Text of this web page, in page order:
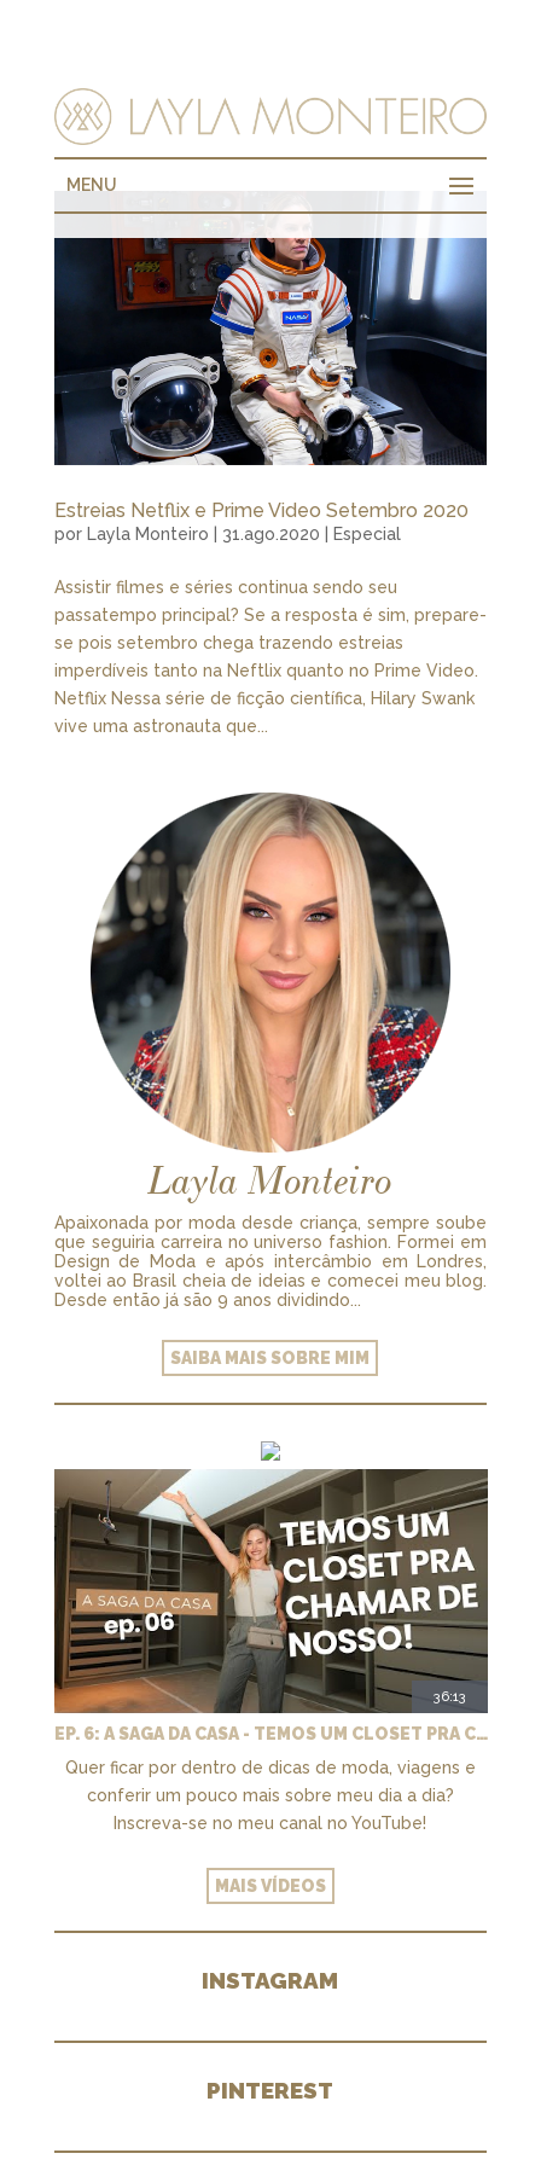
MENU
Estreias Netflix e Prime Video Setembro 2020
por Layla Monteiro 31.ago.2020 Especial
Assistir filmes e séries continua sendo seu
passatempo principal? Se a resposta é sim, prepare-
se pois setembro chega trazendo estreias
imperdíveis tanto na Neftlix quanto no Prime Video.
Netflix Nessa série de ficção científica, Hilary Swank
vive uma astronauta que...
Layla Monteiro
Apaixonada por moda desde criança, sempre soube
que seguiria carreira no universo fashion. Formei em
Design de Moda e após intercâmbio em Londres,
voltei ao Brasil cheia de ideias e comecei meu blog.
Desde então já são 9 anos dividindo...
SAIBA MAIS SOBRE MIM
36:13
EP. 6: A SAGA DA CASA - TEMOS UM CLOSET PRA CHAMAR DE NOSSO + MARCENARIA E PAISAGISMO
Quer ficar por dentro de dicas de moda, viagens e
conferir um pouco mais sobre meu dia a dia?
Inscreva-se no meu canal no YouTube!
MAIS VÍDEOS
INSTAGRAM
PINTEREST